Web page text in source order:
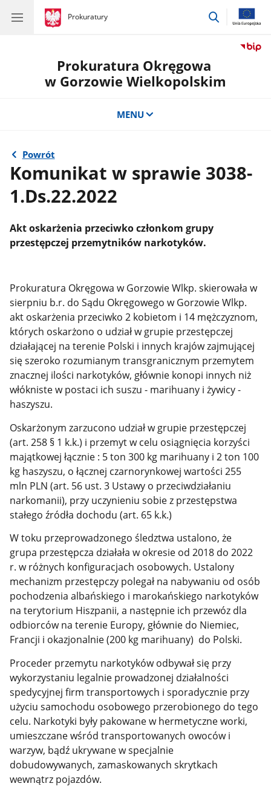
gov.pl
Prokuratury
gov.pl
Prokuratury
przejdź
Prokuratura Okręgowa
w Gorzowie Wielkopolskim
MENU
Powrót
Komunikat w sprawie 3038-
1.Ds.22.2022
Akt oskarżenia przeciwko członkom grupy
przestępczej przemytników narkotyków.
Prokuratura Okręgowa w Gorzowie Wlkp. skierowała w
sierpniu b.r. do Sądu Okręgowego w Gorzowie Wlkp.
akt oskarżenia przeciwko 2 kobietom i 14 mężczyznom,
których oskarżono o udział w grupie przestępczej
działającej na terenie Polski i innych krajów zajmującej
się szeroko rozumianym transgranicznym przemytem
znacznej ilości narkotyków, głównie konopi innych niż
włókniste w postaci ich suszu - marihuany i żywicy -
haszyszu.
Oskarżonym zarzucono udział w grupie przestępczej
(art. 258 § 1 k.k.) i przemyt w celu osiągnięcia korzyści
majątkowej łącznie : 5 ton 300 kg marihuany i 2 ton 100
kg haszyszu, o łącznej czarnorynkowej wartości 255
mln PLN (art. 56 ust. 3 Ustawy o przeciwdziałaniu
narkomanii), przy uczynieniu sobie z przestępstwa
stałego źródła dochodu (art. 65 k.k.)
W toku przeprowadzonego śledztwa ustalono, że
grupa przestępcza działała w okresie od 2018 do 2022
r. w różnych konfiguracjach osobowych. Ustalony
mechanizm przestępczy polegał na nabywaniu od osób
pochodzenia albańskiego i marokańskiego narkotyków
na terytorium Hiszpanii, a następnie ich przewóz dla
odbiorców na terenie Europy, głównie do Niemiec,
Francji i okazjonalnie (200 kg marihuany) do Polski.
Proceder przemytu narkotyków odbywał się przy
wykorzystaniu legalnie prowadzonej działalności
spedycyjnej firm transportowych i sporadycznie przy
użyciu samochodu osobowego przerobionego do tego
celu. Narkotyki były pakowane w hermetyczne worki,
umieszczane wśród transportowanych owoców i
warzyw, bądź ukrywane w specjalnie
dobudowywanych, zamaskowanych skrytkach
wewnątrz pojazdów.